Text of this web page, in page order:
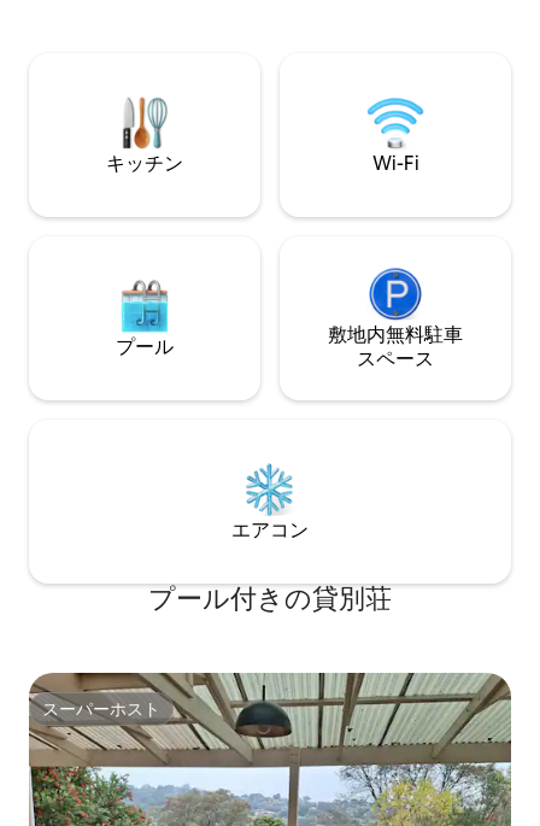
要に応じてデバイスをお持ちください。
キッチン Wi-Fi
プール
敷地内無料駐⁠車
ス⁠ペ⁠ー⁠ス
エアコン
プール付きの貸別荘
スーパーホスト
スーパーホスト